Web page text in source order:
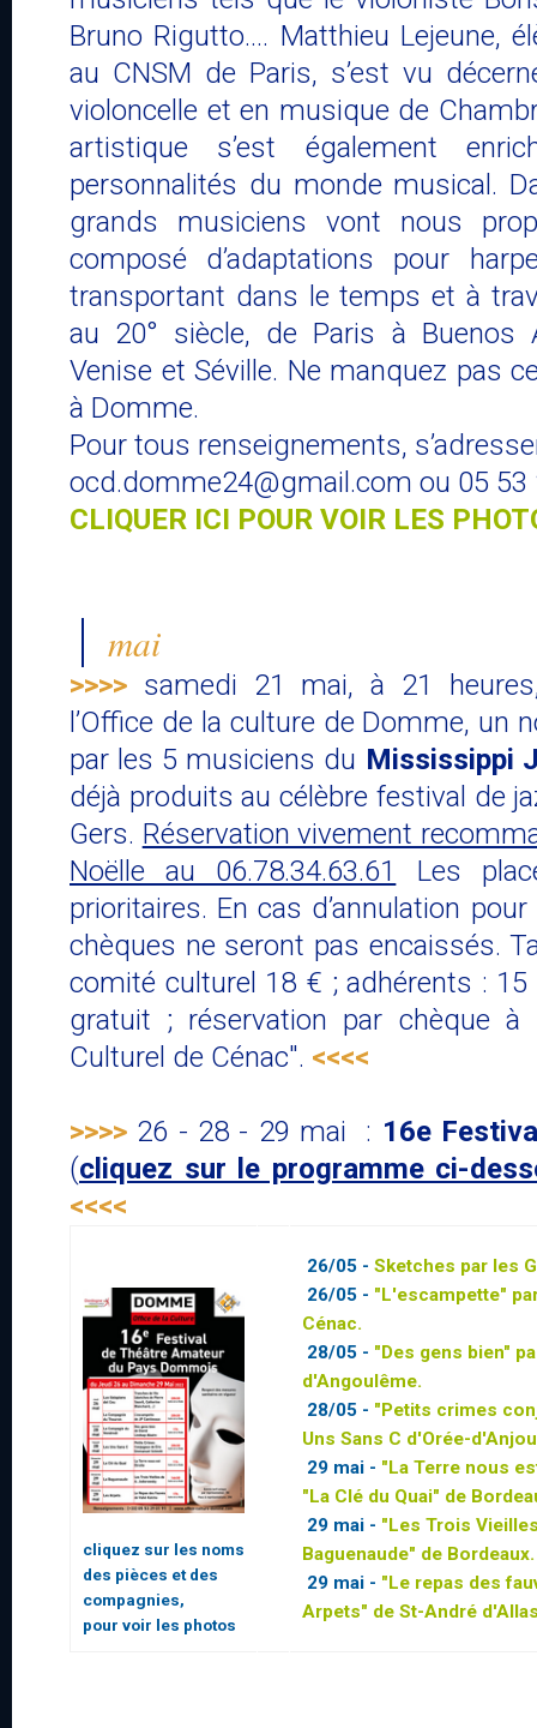
Bruno Rigutto…. Matthieu Lejeune,
au CNSM de Paris, s’est vu
violoncelle et en musique de
artistique s’est également
personnalités du monde musical.
grands musiciens vont nous
composé d’adaptations pour
transportant dans le temps et à
au 20° siècle, de Paris à Buenos
Venise et Séville. Ne manquez pas
à Domme.
Pour tous renseignements,
ocd.domme24@gmail.com ou 05 53
CLIQUER ICI POUR VOIR LES
mai
>>>> samedi 21 mai, à 21
l’Office de la culture de Domme, un
par les 5 musiciens du Mississippi
déjà produits au célèbre festival de
Gers. Réservation vivement
Noëlle au 06.78.34.63.61
Les
prioritaires. En cas d’annulation
chèques ne seront pas encaissés.
comité culturel 18 € ; adhérents :
gratuit ; réservation par chèque à
Culturel de Cénac". <<<<
>>>> 26 - 28 - 29 mai : 16e
(cliquez sur le programme ci-
<<<<
cliquez sur les noms
des pièces et des
compagnies,
pour voir les photos
26/05 - Sketches par les
26/05 - "L'escampette"
Cénac.
28/05 - "Des gens bien"
d'Angoulême.
28/05 - "Petits crimes
Uns Sans C d'Orée-
29 mai - "La Terre nous
"La Clé du Quai" de
29 mai - "Les Trois
Baguenaude" de Bordeaux.
29 mai - "Le repas des
Arpets" de St-André